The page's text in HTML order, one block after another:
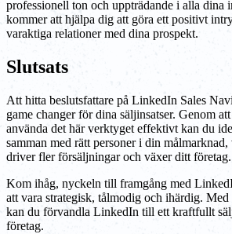
professionell ton och uppträdande i alla dina
kommer att hjälpa dig att göra ett positivt
varaktiga relationer med dina prospekt.
Slutsats
Att hitta beslutsfattare på LinkedIn Sales
game changer för dina säljinsatser. Genom
använda det här verktyget effektivt kan du
samman med rätt personer i din
driver fler försäljningar och växer ditt företag.
Kom ihåg, nyckeln till framgång med
att vara strategisk, tålmodig och ihärdig. Med
kan du förvandla LinkedIn till ett kraftfullt
företag.